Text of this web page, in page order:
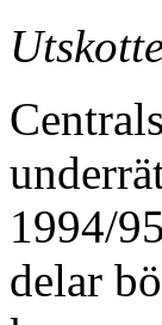
1994/
delar